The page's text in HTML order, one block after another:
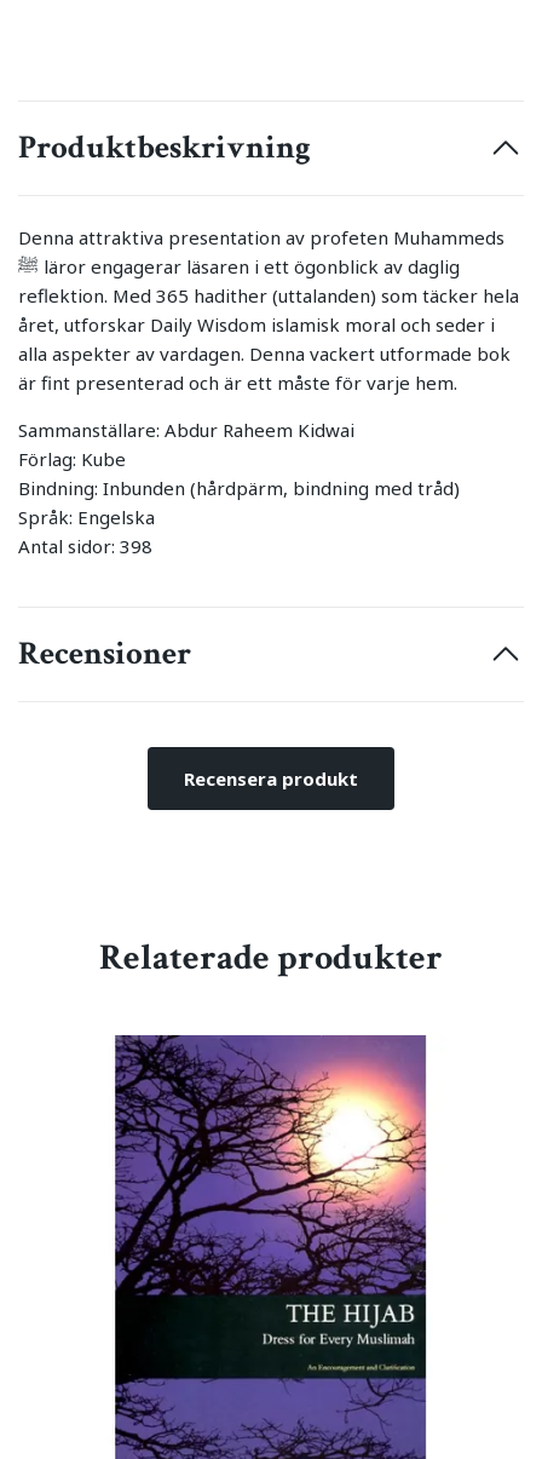
Produktbeskrivning
Denna attraktiva presentation av profeten Muhammeds
ﷺ läror engagerar läsaren i ett ögonblick av daglig
reflektion. Med 365 hadither (uttalanden) som täcker hela
året, utforskar Daily Wisdom islamisk moral och seder i
alla aspekter av vardagen. Denna vackert utformade bok
är fint presenterad och är ett måste för varje hem.
Sammanställare: Abdur Raheem Kidwai
Förlag: Kube
Bindning: Inbunden (hårdpärm, bindning med tråd)
Språk: Engelska
Antal sidor: 398
Recensioner
Recensera produkt
Relaterade produkter